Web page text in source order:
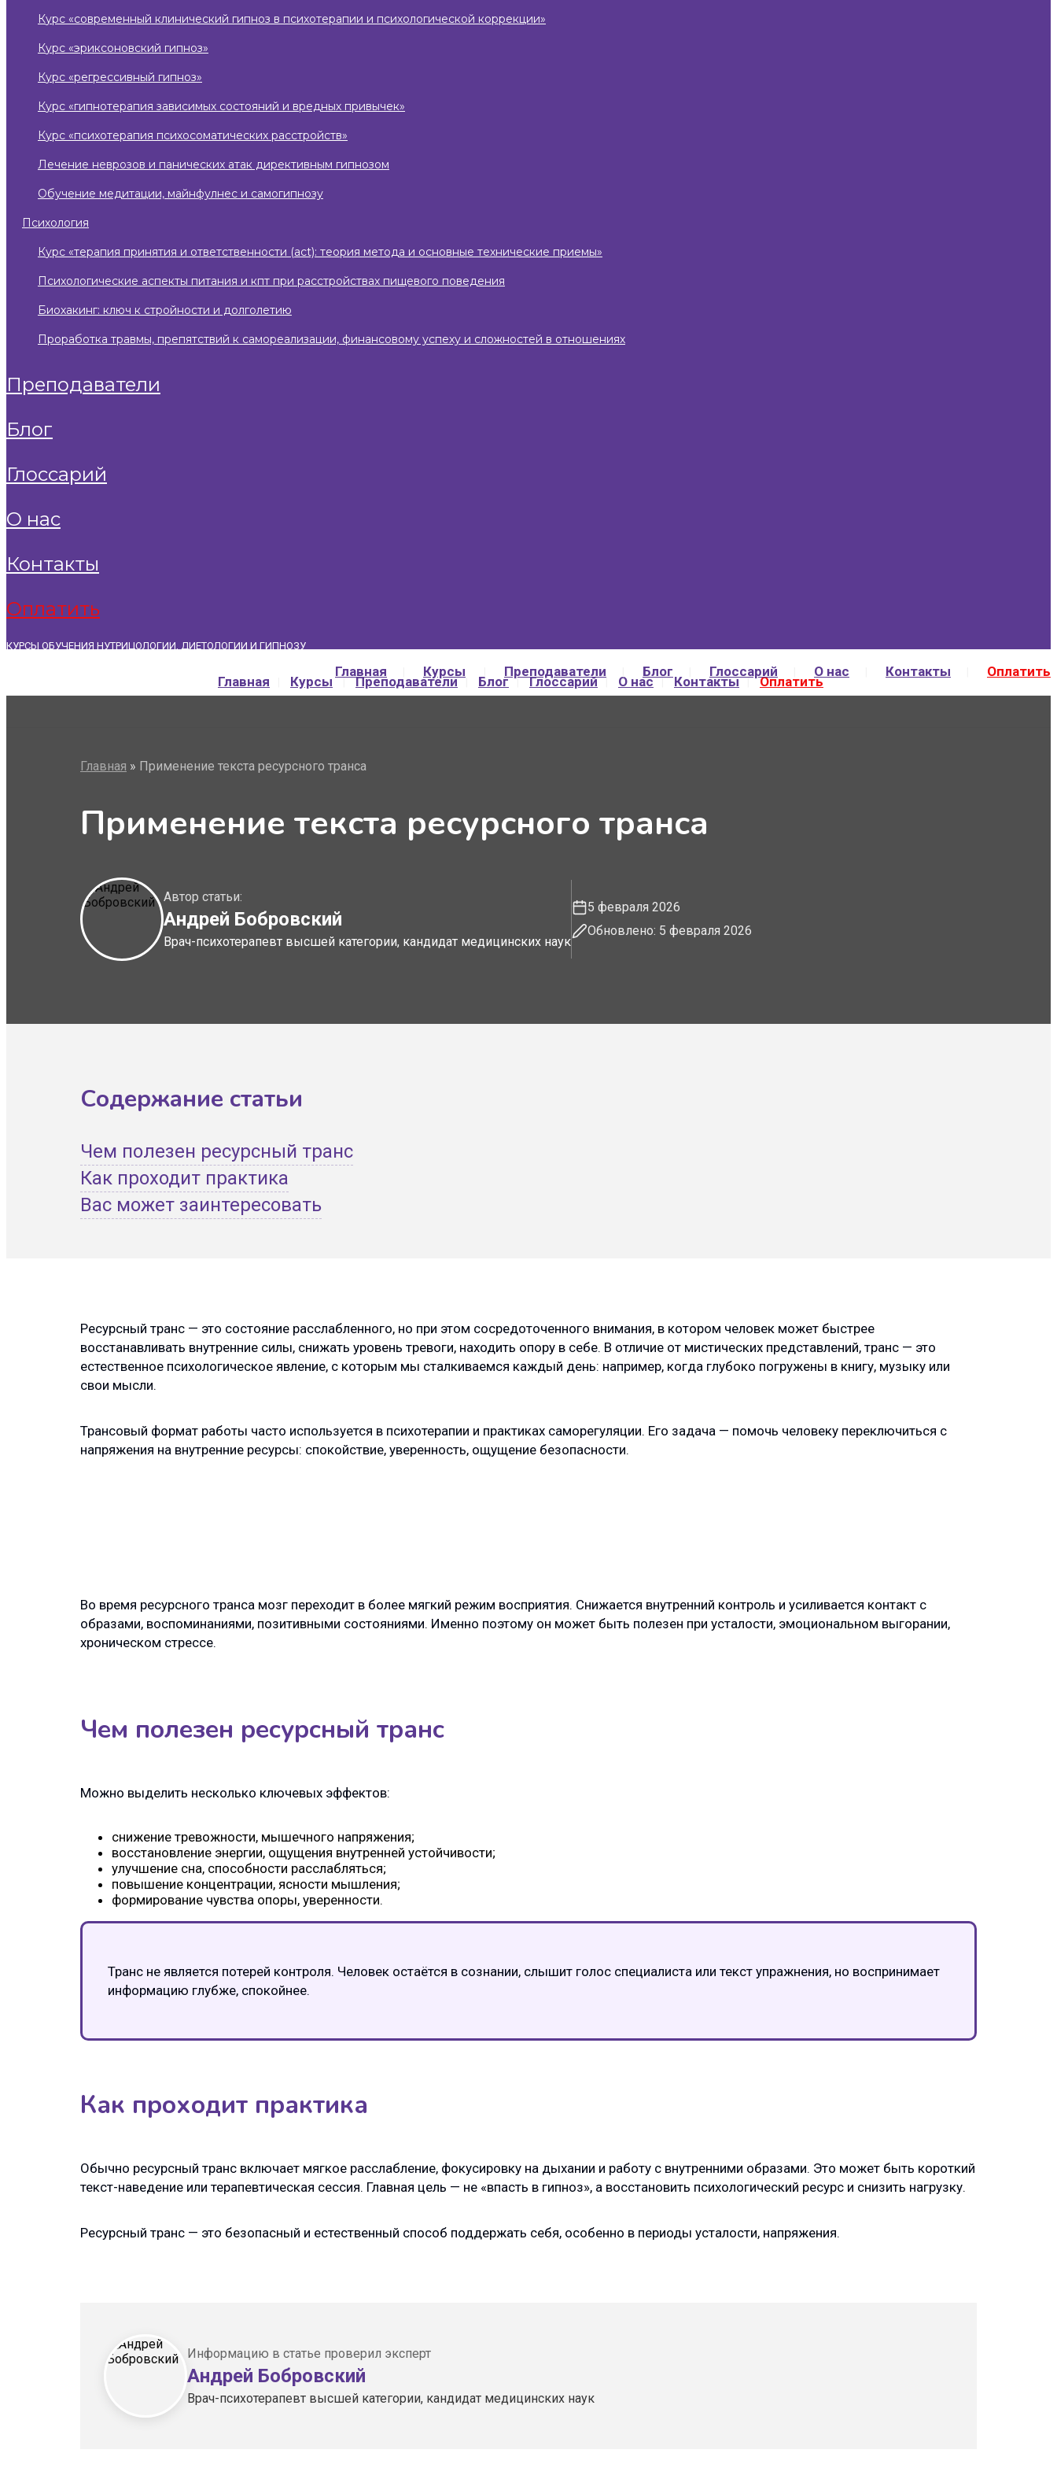
курс «современный клинический гипноз в психотерапии и психологической коррекции»
курс «эриксоновский гипноз»
курс «регрессивный гипноз»
курс «гипнотерапия зависимых состояний и вредных привычек»
курс «психотерапия психосоматических расстройств»
лечение неврозов и панических атак директивным гипнозом
обучение медитации, майнфулнес и самогипнозу
психология
курс «терапия принятия и ответственности (act): теория метода и основные технические приемы»
психологические аспекты питания и кпт при расстройствах пищевого поведения
биохакинг: ключ к стройности и долголетию
проработка травмы, препятствий к самореализации, финансовому успеху и сложностей в отношениях
преподаватели
блог
глоссарий
о нас
контакты
оплатить
КУРСЫ ОБУЧЕНИЯ НУТРИЦОЛОГИИ, ДИЕТОЛОГИИ И ГИПНОЗУ
Главная Курсы Преподаватели Блог Глоссарий О нас Контакты Оплатить
Главная Курсы Преподаватели Блог Глоссарий О нас Контакты Оплатить
Главная » Применение текста ресурсного транса
Применение текста ресурсного транса
Автор статьи:
Андрей Бобровский
Врач-психотерапевт высшей категории, кандидат медицинских наук
5 февраля 2026
Обновлено: 5 февраля 2026
Содержание статьи
Чем полезен ресурсный транс
Как проходит практика
Вас может заинтересовать
Ресурсный транс — это состояние расслабленного, но при этом сосредоточенного внимания, в котором человек может быстрее
восстанавливать внутренние силы, снижать уровень тревоги, находить опору в себе. В отличие от мистических представлений, транс — это
естественное психологическое явление, с которым мы сталкиваемся каждый день: например, когда глубоко погружены в книгу, музыку или
свои мысли.
Трансовый формат работы часто используется в психотерапии и практиках саморегуляции. Его задача — помочь человеку переключиться с
напряжения на внутренние ресурсы: спокойствие, уверенность, ощущение безопасности.
Во время ресурсного транса мозг переходит в более мягкий режим восприятия. Снижается внутренний контроль и усиливается контакт с
образами, воспоминаниями, позитивными состояниями. Именно поэтому он может быть полезен при усталости, эмоциональном выгорании,
хроническом стрессе.
Чем полезен ресурсный транс
Можно выделить несколько ключевых эффектов:
снижение тревожности, мышечного напряжения;
восстановление энергии, ощущения внутренней устойчивости;
улучшение сна, способности расслабляться;
повышение концентрации, ясности мышления;
формирование чувства опоры, уверенности.
Транс не является потерей контроля. Человек остаётся в сознании, слышит голос специалиста или текст упражнения, но воспринимает
информацию глубже, спокойнее.
Как проходит практика
Обычно ресурсный транс включает мягкое расслабление, фокусировку на дыхании и работу с внутренними образами. Это может быть короткий
текст-наведение или терапевтическая сессия. Главная цель — не «впасть в гипноз», а восстановить психологический ресурс и снизить нагрузку.
Ресурсный транс — это безопасный и естественный способ поддержать себя, особенно в периоды усталости, напряжения.
Информацию в статье проверил эксперт
Андрей Бобровский
Врач-психотерапевт высшей категории, кандидат медицинских наук